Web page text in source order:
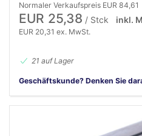
Normaler Verkaufspreis EUR 84,61
EUR 25,38 / Stck inkl.
EUR 20,31 ex. MwSt.
21 auf Lager
Geschäftskunde? Denken Sie